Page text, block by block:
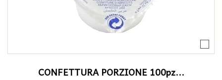
CONFETTURA PORZIONE 100pz...